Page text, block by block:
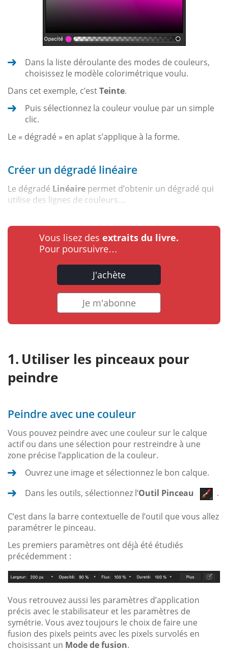
Dans la liste déroulante des modes de couleurs,
choisissez le modèle colorimétrique voulu.
Dans cet exemple, c’estTeinte.
Puis sélectionnez la couleur voulue par un simple
clic.
Le « dégradé » en aplat s’applique à la forme.
Créer un dégradé linéaire
Le dégradé Linéaire permet d’obtenir un dégradé qui
utilise des lignes de couleurs....
Vous lisez des extraits du livre.
Pour poursuivre…
J'achète
Je m'abonne
Utiliser les pinceaux pour
peindre
Peindre avec une couleur
Vous pouvez peindre avec une couleur sur le calque
actif ou dans une sélection pour restreindre à une
zone précise l’application de la couleur.
Ouvrez une image et sélectionnez le bon calque.
Dans les outils, sélectionnez l’Outil Pinceau .
C’est dans la barre contextuelle de l’outil que vous allez
paramétrer le pinceau.
Les premiers paramètres ont déjà été étudiés
précédemment :
Vous retrouvez aussi les paramètres d’application
précis avec le stabilisateur et les paramètres de
symétrie. Vous avez toujours le choix de faire une
fusion des pixels peints avec les pixels survolés en
choisissant un Mode de fusion.